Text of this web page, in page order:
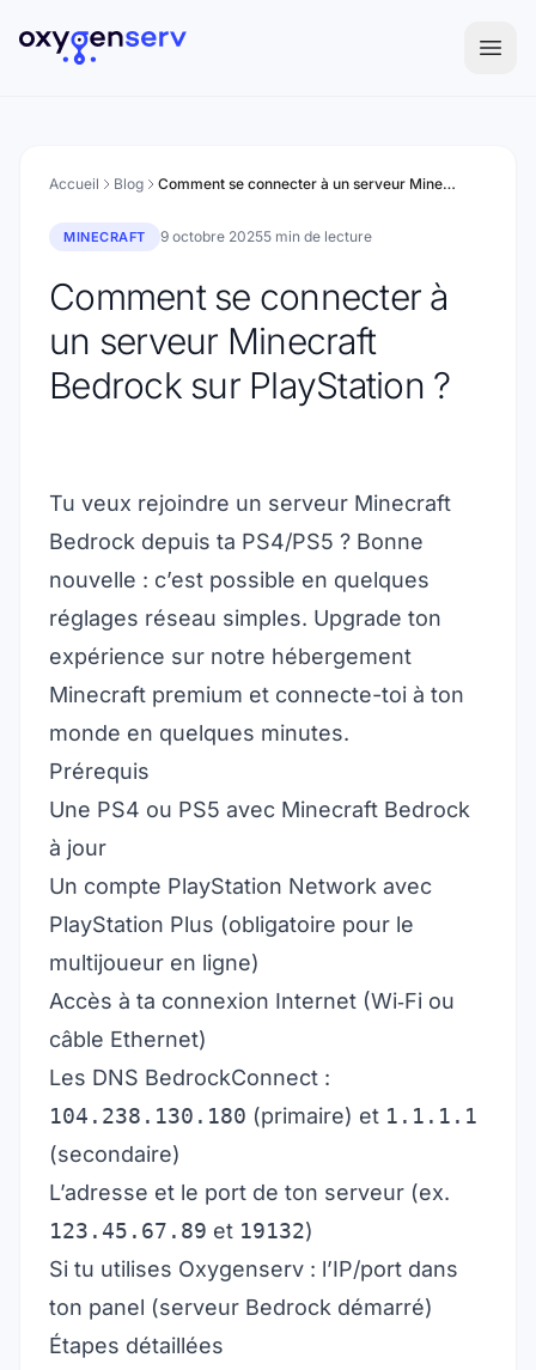
Accueil Blog Comment se connecter à un serveur Minecraft Bedrock sur PlayStation ?
MINECRAFT 9 octobre 20255 min de lecture
Comment se connecter à
un serveur Minecraft
Bedrock sur PlayStation ?
Tu veux rejoindre un serveur Minecraft
Bedrock depuis ta PS4/PS5 ? Bonne
nouvelle : c’est possible en quelques
réglages réseau simples. Upgrade ton
expérience sur notre hébergement
Minecraft premium et connecte-toi à ton
monde en quelques minutes.
Prérequis
Une PS4 ou PS5 avec Minecraft Bedrock
à jour
Un compte PlayStation Network avec
PlayStation Plus (obligatoire pour le
multijoueur en ligne)
Accès à ta connexion Internet (Wi‑Fi ou
câble Ethernet)
Les DNS BedrockConnect :
104.238.130.180 (primaire) et 1.1.1.1
(secondaire)
L’adresse et le port de ton serveur (ex.
123.45.67.89 et 19132)
Si tu utilises Oxygenserv : l’IP/port dans
ton panel (serveur Bedrock démarré)
Étapes détaillées